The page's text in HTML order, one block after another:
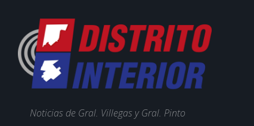
Noticias de Gral. Villegas y Gral. Pinto